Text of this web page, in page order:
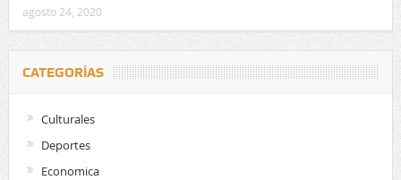
agosto 24, 2020
CATEGORÍAS
Culturales
Deportes
Economica